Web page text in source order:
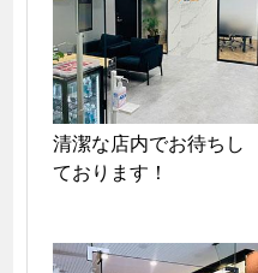
清潔な店内でお待ちし
ております！